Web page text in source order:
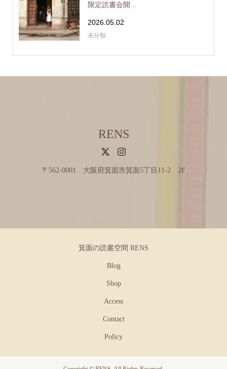
限定読書会開...
2026.05.02
未分類
RENS
〒562-0001 大阪府箕面市箕面5丁目11-2 2F
箕面の読書空間 RENS
Blog
Shop
Access
Contact
Policy